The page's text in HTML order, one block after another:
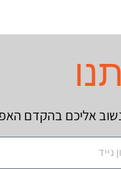
אליכם בהקדם